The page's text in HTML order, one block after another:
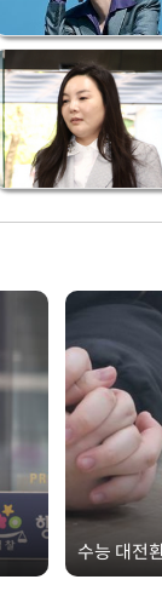
수능 대전